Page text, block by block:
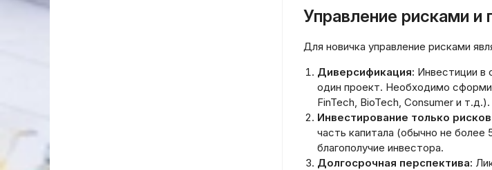
Управление рисками
Для новичка управление рисками
Диверсификация: Инвестиции в
один проект. Необходимо
FinTech, BioTech, Consumer и
Инвестирование только
часть капитала (обычно не
благополучие инвестора.
Долгосрочная перспектива: